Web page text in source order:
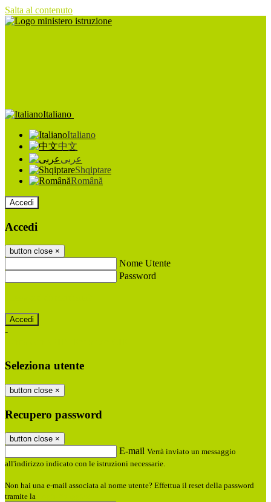
Salta al contenuto
Italiano
Italiano
中文
عربى
Shqiptare
Română
Accedi
Accedi
button close ×
Nome Utente
Password
-
Seleziona utente
button close ×
Recupero password
button close ×
E-mail Verrà inviato un messaggio
all'indirizzo indicato con le istruzioni necessarie.
Non hai una e-mail associata al nome utente? Effettua il reset della password
tramite la